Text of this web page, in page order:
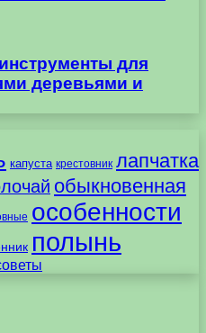
для
деревьями и
капуста крестовник лапчатка
обыкновенная
особенности
полынь